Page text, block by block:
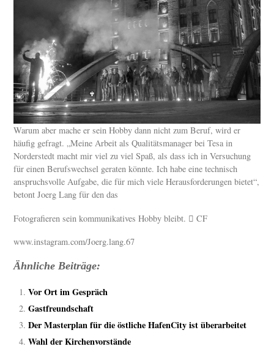
Warum aber mache er sein Hobby dann nicht zum Beruf, wird er
häufig gefragt. „Meine Arbeit als Qualitätsmanager bei Tesa in
Norderstedt macht mir viel zu viel Spaß, als dass ich in Versuchung
für einen Berufswechsel geraten könnte. Ich habe eine technisch
anspruchsvolle Aufgabe, die für mich viele Herausforderungen bietet“,
betont Joerg Lang für den das
Fotografieren sein kommunikatives Hobby bleibt.  CF
www.instagram.com/Joerg.lang.67
Ähnliche Beiträge:
Vor Ort im Gespräch
Gastfreundschaft
Der Masterplan für die östliche HafenCity ist überarbeitet
Wahl der Kirchenvorstände